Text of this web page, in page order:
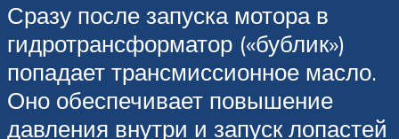
Сразу после запуска мотора в
гидротрансформатор («бублик»)
попадает трансмиссионное масло.
Оно обеспечивает повышение
давления внутри и запуск лопастей